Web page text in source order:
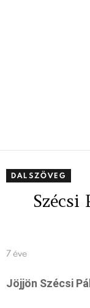
DALSZÖVEG
7 éve
Jöjjön Szécsi